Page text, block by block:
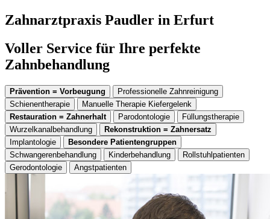
Zahnarztpraxis Paudler in Erfurt
Voller Service für Ihre perfekte
Zahnbehandlung
Prävention = Vorbeugung
Professionelle Zahnreinigung
Schienentherapie
Manuelle Therapie Kiefergelenk
Restauration = Zahnerhalt
Parodontologie
Füllungstherapie
Wurzelkanalbehandlung
Rekonstruktion = Zahnersatz
Implantologie
Besondere Patientengruppen
Schwangerenbehandlung
Kinderbehandlung
Rollstuhlpatienten
Gerodontologie
Angstpatienten